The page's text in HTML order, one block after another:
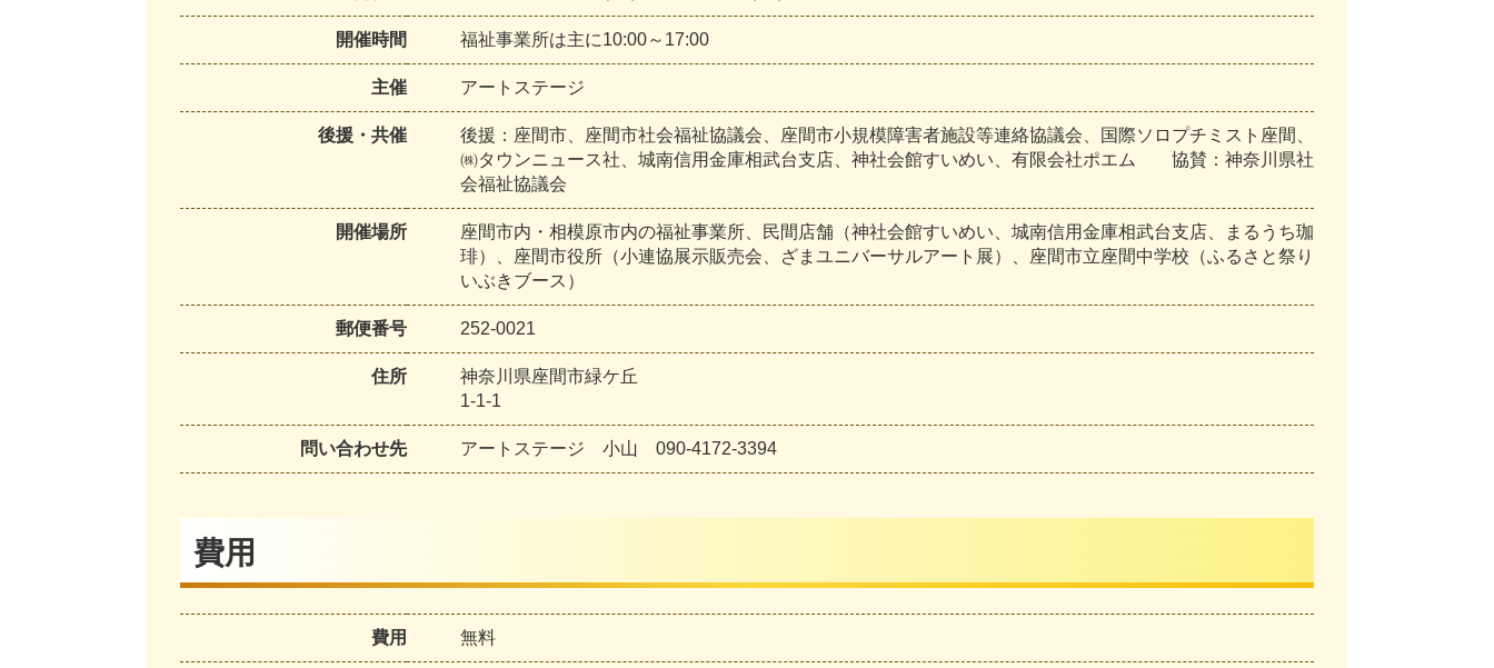
開催時間 福祉事業所は主に10:00～17:00
主催 アートステージ
後援・共催
後援：座間市、座間市社会福祉協議会、座間市小規模障害者施設等連絡協議会、国際ソロプチミスト座間、
㈱タウンニュース社、城南信用金庫相武台支店、神社会館すいめい、有限会社ポエム 協賛：神奈川県社
会福祉協議会
開催場所
座間市内・相模原市内の福祉事業所、民間店舗（神社会館すいめい、城南信用金庫相武台支店、まるうち珈
琲）、座間市役所（小連協展示販売会、ざまユニバーサルアート展）、座間市立座間中学校（ふるさと祭り
いぶきブース）
郵便番号 252-0021
住所
神奈川県座間市緑ケ丘
1-1-1
問い合わせ先 アートステージ 小山 090-4172-3394
費用
費用 無料